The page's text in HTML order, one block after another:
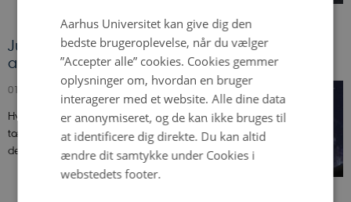
Jupiter og Saturn rykker sammen på efterårets
aftenhimmel
01. september 2020-Nyhed
Hvert 20. år kan solsystemets to største planeter ses
tæt på hinanden. Fra september og frem til 21.
december vil de rykke tættere på hinanden.
Aarhus Universitet kan give dig den
bedste brugeroplevelse, når du vælger
”Accepter alle” cookies. Cookies gemmer
oplysninger om, hvordan en bruger
interagerer med et website. Alle dine data
er anonymiseret, og de kan ikke bruges til
at identificere dig direkte. Du kan altid
ændre dit samtykke under Cookies i
webstedets footer.